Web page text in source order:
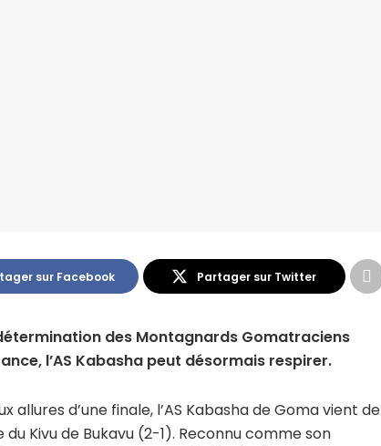
sur Facebook Partager sur Twitter
des Montagnards Gomatraciens
l’AS Kabasha peut désormais respirer.
allures d’une finale, l’AS Kabasha de Goma vient de
Kivu de Bukavu (2-1). Reconnu comme son